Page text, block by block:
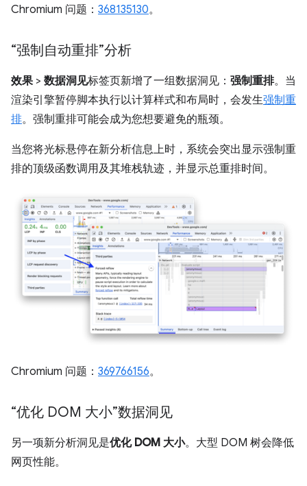
Chromium 问题： 368135130。
“强制自动重排”分析
效果 > 数据洞见标签页新增了一组数据洞见： 强制重排。当
渲染引擎暂停脚本执行以计算样式和布局时，会发生强制重
排。强制重排可能会成为您想要避免的瓶颈。
当您将光标悬停在新分析信息上时，系统会突出显示强制重
排的顶级函数调用及其堆栈轨迹，并显示总重排时间。
Chromium 问题： 369766156。
“优化 DOM 大小”数据洞见
另一项新分析洞见是优化 DOM 大小。大型 DOM 树会降低
网页性能。